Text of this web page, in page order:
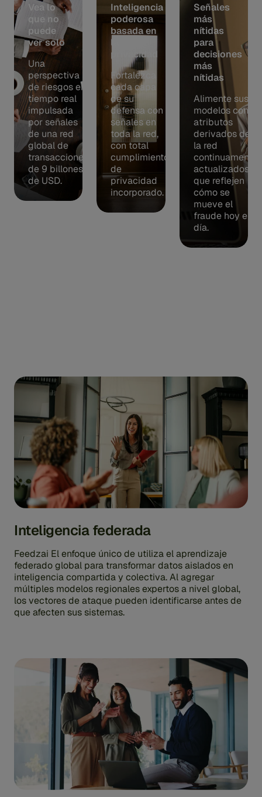
Vea lo
que no
puede
ver solo
Una
perspectiva
de riesgos en
tiempo real
impulsada
por señales
de una red
global de
transacciones
de 9 billones
de USD.
Inteligencia
poderosa
basada en
la
privacidad
Fortalezca
cada capa
de su
defensa con
señales en
toda la red,
con total
cumplimiento
de
privacidad
incorporado.
Señales
más
nítidas
para
decisiones
más
nítidas
Alimente sus
modelos con
atributos
derivados de
la red
continuamente
actualizados
que reflejen
cómo se
mueve el
fraude hoy en
día.
Inteligencia federada
Feedzai El enfoque único de utiliza el aprendizaje
federado global para transformar datos aislados en
inteligencia compartida y colectiva. Al agregar
múltiples modelos regionales expertos a nivel global,
los vectores de ataque pueden identificarse antes de
que afecten sus sistemas.